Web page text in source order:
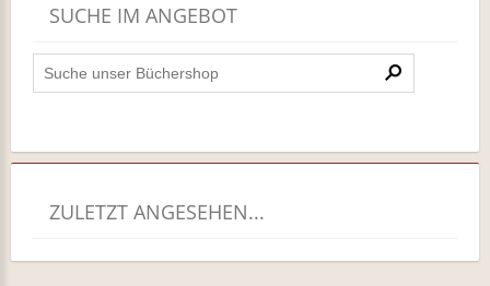
SUCHE IM ANGEBOT
ZULETZT ANGESEHEN...